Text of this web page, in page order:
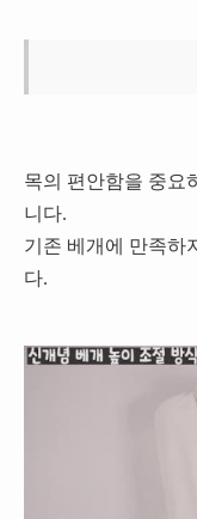
목의 편안함을 중요
니다.
기존 베개에 만족하
다.